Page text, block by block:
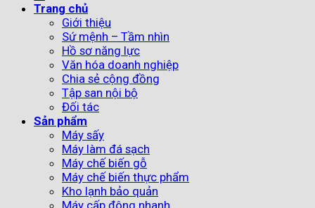
Trang chủ
Giới thiệu
Sứ mệnh – Tầm nhìn
Hồ sơ năng lực
Văn hóa doanh nghiệp
Chia sẻ cộng đồng
Tập san nội bộ
Đối tác
Sản phẩm
Máy sấy
Máy làm đá sạch
Máy chế biến gỗ
Máy chế biến thực phẩm
Kho lạnh bảo quản
Máy cấp đông nhanh